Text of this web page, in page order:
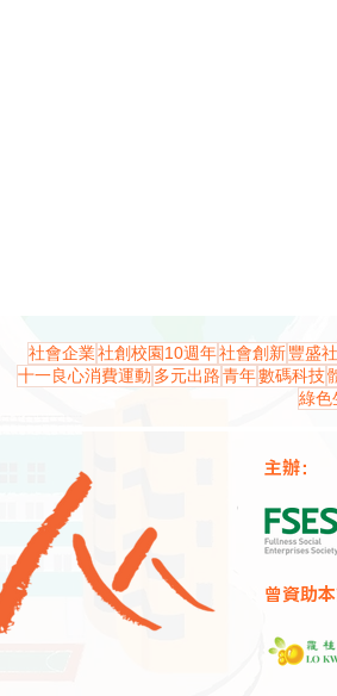
社會企業社創校園10週年社會創新豐盛
十一良心消費運動 多元出路青年數碼科技
綠色
主辦：
曾資助本